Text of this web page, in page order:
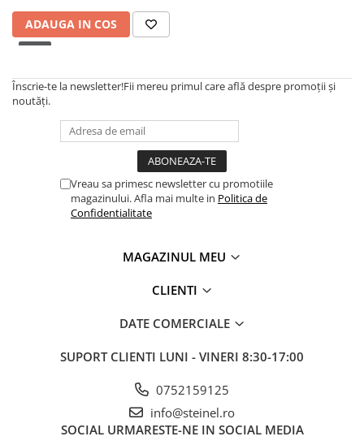
ADAUGA IN COS
Înscrie-te la newsletter!Fii mereu primul care află despre promoții și
noutăți.
Vreau sa primesc newsletter cu promotiile
magazinului. Afla mai multe in Politica de
Confidentialitate
MAGAZINUL MEU
CLIENTI
DATE COMERCIALE
SUPORT CLIENTI LUNI - VINERI 8:30-17:00
0752159125
info@steinel.ro
SOCIAL URMARESTE-NE IN SOCIAL MEDIA